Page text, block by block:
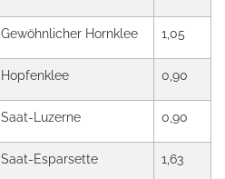
Gewöhnlicher Hornklee 1,05
Hopfenklee 0,90
Saat-Luzerne 0,90
Saat-Esparsette 1,63